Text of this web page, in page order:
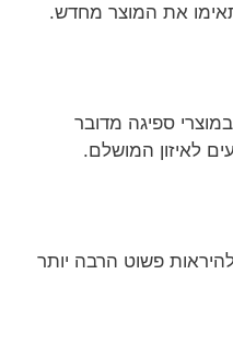
את המוצר מחדש.
ספיגה מדובר
לאיזון המושלם.